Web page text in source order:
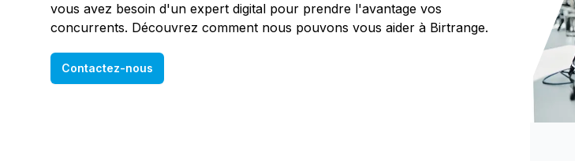
vous avez besoin d'un expert digital pour prendre l'avantage vos
concurrents. Découvrez comment nous pouvons vous aider à Birtrange.
Contactez-nous